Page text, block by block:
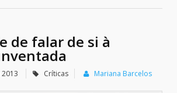
de falar de si à
Críticas Mariana Barcelos